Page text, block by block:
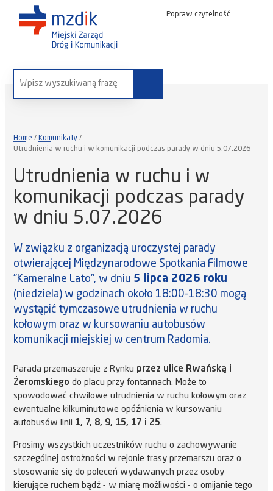
Popraw czytelność
wyszukaj na stronie:
Home
Komunikaty
Utrudnienia w ruchu i w komunikacji podczas parady w dniu 5.07.2026
Utrudnienia w ruchu i w
komunikacji podczas parady
w dniu 5.07.2026
W związku z organizacją uroczystej parady
otwierającej Międzynarodowe Spotkania Filmowe
"Kameralne Lato", w dniu 5 lipca 2026 roku
(niedziela) w godzinach około 18:00-18:30 mogą
wystąpić tymczasowe utrudnienia w ruchu
kołowym oraz w kursowaniu autobusów
komunikacji miejskiej w centrum Radomia.
Parada przemaszeruje z Rynku przez ulice Rwańską i
Żeromskiego do placu przy fontannach. Może to
spowodować chwilowe utrudnienia w ruchu kołowym oraz
ewentualne kilkuminutowe opóźnienia w kursowaniu
autobusów linii 1, 7, 8, 9, 15, 17 i 25.
Prosimy wszystkich uczestników ruchu o zachowywanie
szczególnej ostrożności w rejonie trasy przemarszu oraz o
stosowanie się do poleceń wydawanych przez osoby
kierujące ruchem bądź - w miarę możliwości - o omijanie tego